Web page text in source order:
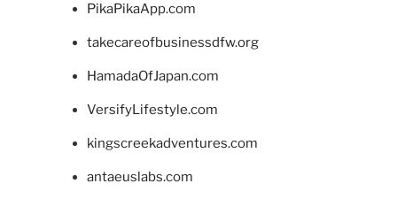
PikaPikaApp.com
takecareofbusinessdfw.org
HamadaOfJapan.com
VersifyLifestyle.com
kingscreekadventures.com
antaeuslabs.com